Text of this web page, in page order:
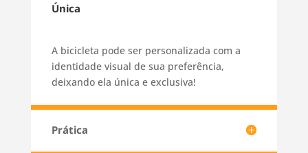
Única
A bicicleta pode ser personalizada com a
identidade visual de sua preferência,
deixando ela única e exclusiva!
Prática